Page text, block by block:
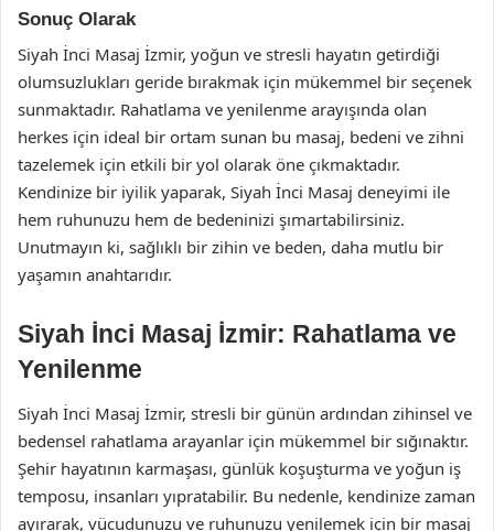
Sonuç Olarak
Siyah İnci Masaj İzmir, yoğun ve stresli hayatın getirdiği
olumsuzlukları geride bırakmak için mükemmel bir seçenek
sunmaktadır. Rahatlama ve yenilenme arayışında olan
herkes için ideal bir ortam sunan bu masaj, bedeni ve zihni
tazelemek için etkili bir yol olarak öne çıkmaktadır.
Kendinize bir iyilik yaparak, Siyah İnci Masaj deneyimi ile
hem ruhunuzu hem de bedeninizi şımartabilirsiniz.
Unutmayın ki, sağlıklı bir zihin ve beden, daha mutlu bir
yaşamın anahtarıdır.
Siyah İnci Masaj İzmir: Rahatlama ve
Yenilenme
Siyah İnci Masaj İzmir, stresli bir günün ardından zihinsel ve
bedensel rahatlama arayanlar için mükemmel bir sığınaktır.
Şehir hayatının karmaşası, günlük koşuşturma ve yoğun iş
temposu, insanları yıpratabilir. Bu nedenle, kendinize zaman
ayırarak, vücudunuzu ve ruhunuzu yenilemek için bir masaj